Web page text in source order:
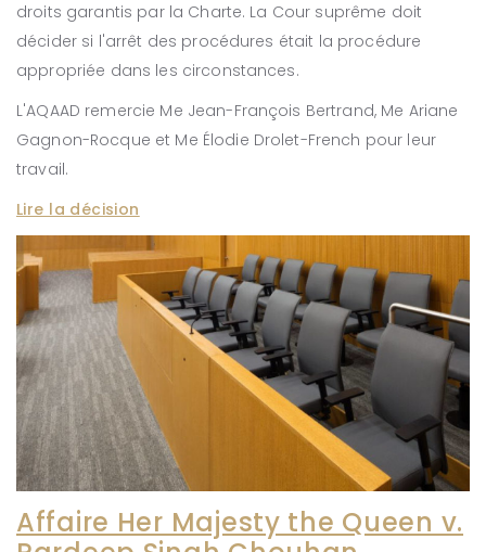
droits garantis par la Charte. La Cour suprême doit
décider si l'arrêt des procédures était la procédure
appropriée dans les circonstances.
L'AQAAD remercie Me Jean-François Bertrand, Me Ariane
Gagnon-Rocque et Me Élodie Drolet-French pour leur
travail.
Lire la décision
Affaire Her Majesty the Queen v.